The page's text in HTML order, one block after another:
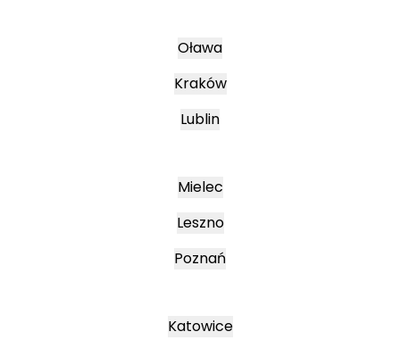
Oława
Kraków
Lublin
Mielec
Leszno
Poznań
Katowice